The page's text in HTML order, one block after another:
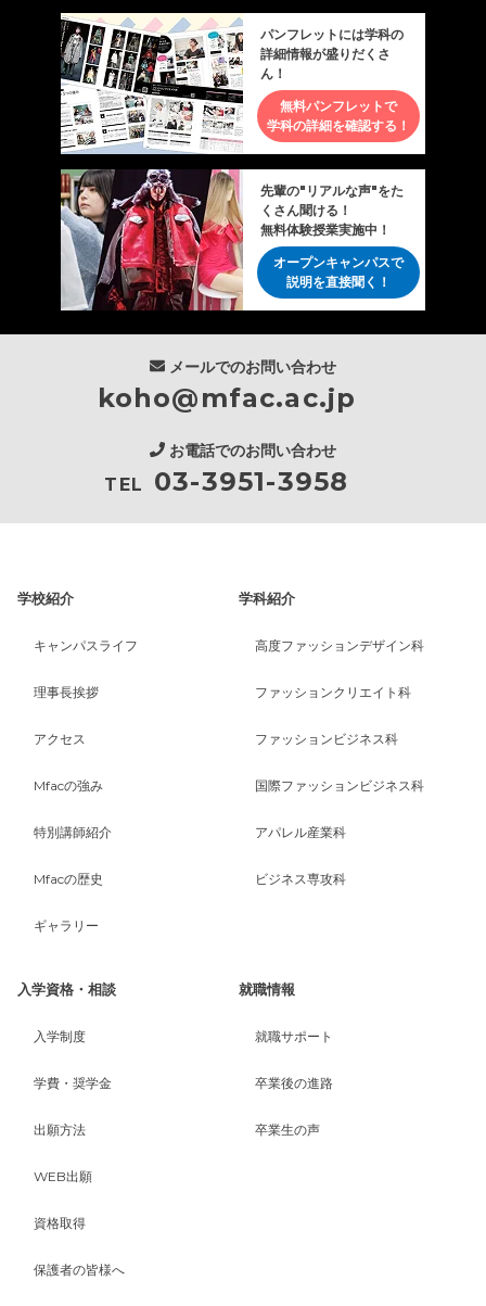
パンフレットには学科の
詳細情報が盛りだくさ
ん！
無料パンフレットで
学科の詳細を確認する！
先輩の"リアルな声"をた
くさん聞ける！
無料体験授業実施中！
オープンキャンパスで
説明を直接聞く！
メールでのお問い合わせ
koho@mfac.ac.jp
お電話でのお問い合わせ
TEL 03-3951-3958
学校紹介
キャンパスライフ
理事長挨拶
アクセス
Mfacの強み
特別講師紹介
Mfacの歴史
ギャラリー
学科紹介
高度ファッションデザイン科
ファッションクリエイト科
ファッションビジネス科
国際ファッションビジネス科
アパレル産業科
ビジネス専攻科
入学資格・相談
入学制度
学費・奨学金
出願方法
WEB出願
資格取得
保護者の皆様へ
就職情報
就職サポート
卒業後の進路
卒業生の声